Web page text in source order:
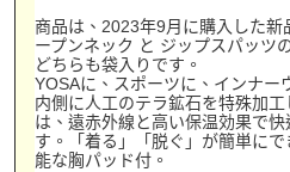
商品は、2023年9月に購入した新
ープンネック と ジップスパッツ
どちらも袋入りです。
YOSAに、スポーツに、インナー
内側に人工のテラ鉱石を特殊加
は、遠赤外線と高い保温効果で
す。「着る」「脱ぐ」が簡単に
能な胸パッド付。